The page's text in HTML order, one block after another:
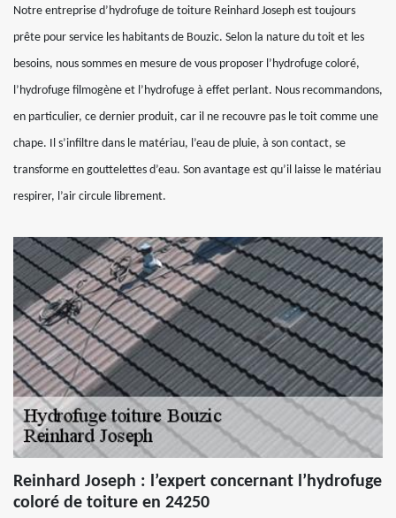
Notre entreprise d’hydrofuge de toiture Reinhard Joseph est toujours
prête pour service les habitants de Bouzic. Selon la nature du toit et les
besoins, nous sommes en mesure de vous proposer l’hydrofuge coloré,
l’hydrofuge filmogène et l’hydrofuge à effet perlant. Nous recommandons,
en particulier, ce dernier produit, car il ne recouvre pas le toit comme une
chape. Il s’infiltre dans le matériau, l’eau de pluie, à son contact, se
transforme en gouttelettes d’eau. Son avantage est qu’il laisse le matériau
respirer, l’air circule librement.
Reinhard Joseph : l’expert concernant l’hydrofuge
coloré de toiture en 24250